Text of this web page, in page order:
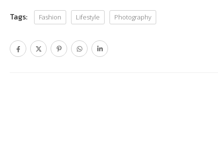
Tags: Fashion Lifestyle Photography